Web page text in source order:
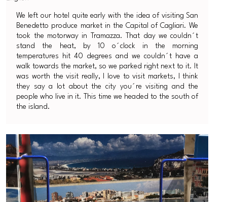
We left our hotel quite early with the idea of visiting San
Benedetto produce market in the Capital of Cagliari. We
took the motorway in Tramazza. That day we couldn´t
stand the heat, by 10 o´clock in the morning
temperatures hit 40 degrees and we couldn´t have a
walk towards the market, so we parked right next to it. It
was worth the visit really, I love to visit markets, I think
they say a lot about the city you´re visiting and the
people who live in it. This time we headed to the south of
the island.